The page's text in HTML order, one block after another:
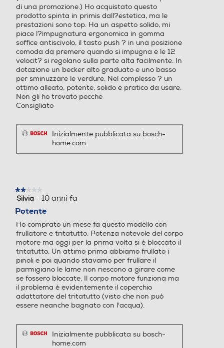
Bicchiere graduato Bicchiere graduato
Supporto da parete Supporto da parete
Tasto Pulse Tasto Pulse
Funzione turbo Funzione turbo
Sistema anti-schizzi Sistema anti-schizzi
di una promozione.) Ho acquistato questo
prodotto spinta in primis dall?estetica, ma le
prestazioni sono top. Ha un aspetto solido, mi
piace l?impugnatura ergonomica in gomma
soffice antiscivolo, il tasto push ? in una posizione
comoda da premere quando si impugna e le 12
velocit? si regolano sulla parte alta facilmente. In
dotazione un becker alto graduato e uno basso
per sminuzzare le verdure. Nel complesso ? un
ottimo alleato, potente, solido e pratico da usare.
Non gli ho trovato pecche
Consigliato
Inizialmente pubblicata su bosch-
home.com
★★★★★
★★★★★
2
stelle.
Silvia · 10 anni fa
Potente
Ho comprato un mese fa questo modello con
frullatore e tritatutto. Potenza notevole del corpo
motore ma oggi per la prima volta si è bloccato il
tritatutto. Un attimo prima abbiamo frullato i
pinoli e poi quando stavamo per frullare il
parmigiano le lame non riescono a girare come
se fossero bloccate. Il corpo motore funziona ma
il problema è evidentemente il coperchio
adattatore del tritatutto (visto che non può
essere neanche bagnato con l'acqua).
Inizialmente pubblicata su bosch-
home.com